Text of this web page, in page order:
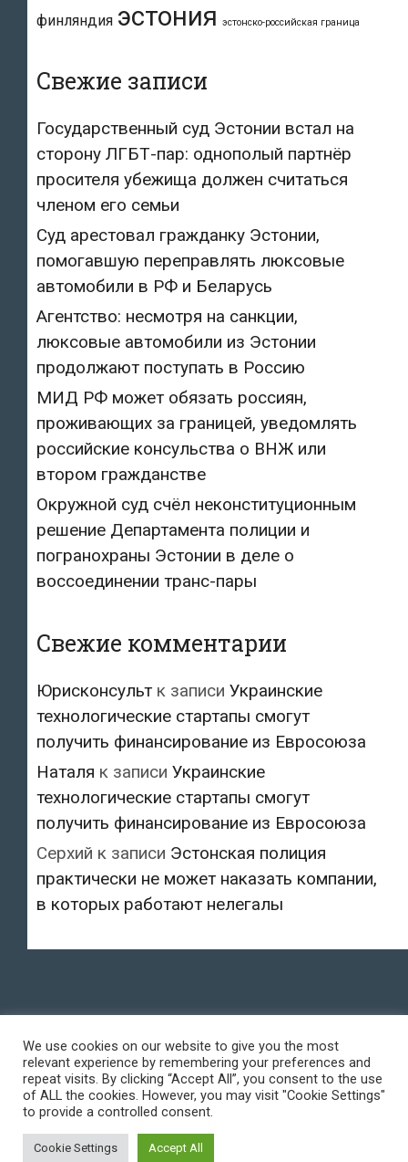
финляндия эстония эстонско-российская граница
Свежие записи
Государственный суд Эстонии встал на
сторону ЛГБТ-пар: однополый партнёр
просителя убежища должен считаться
членом его семьи
Суд арестовал гражданку Эстонии,
помогавшую переправлять люксовые
автомобили в РФ и Беларусь
Агентство: несмотря на санкции,
люксовые автомобили из Эстонии
продолжают поступать в Россию
МИД РФ может обязать россиян,
проживающих за границей, уведомлять
российские консульства о ВНЖ или
втором гражданстве
Окружной суд счёл неконституционным
решение Департамента полиции и
погранохраны Эстонии в деле о
воссоединении транс-пары
Свежие комментарии
Юрисконсульт к записи Украинские
технологические стартапы смогут
получить финансирование из Евросоюза
Наталя к записи Украинские
технологические стартапы смогут
получить финансирование из Евросоюза
Серхий к записи Эстонская полиция
практически не может наказать компании,
в которых работают нелегалы
We use cookies on our website to give you the most
relevant experience by remembering your preferences and
repeat visits. By clicking “Accept All”, you consent to the use
of ALL the cookies. However, you may visit "Cookie Settings"
to provide a controlled consent.
Cookie Settings Accept All